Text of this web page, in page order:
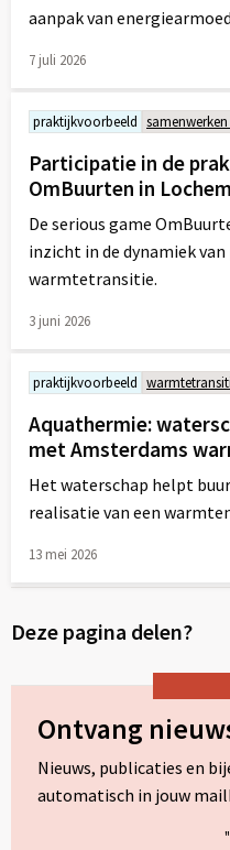
aanpak van
7 juli 2026
meer
over
praktijkvoorbeeld
Participatie in de
OmBuurten in Lochem
De serious game
inzicht in de dynamiek
warmtetransitie.
3 juni 2026
meer
over
praktijkvoorbeeld
Aquathermie:
met Amsterdams
Het waterschap helpt
realisatie van een
13 mei 2026
over
Deze pagina delen?
Ontvang
Nieuws, publicaties en
automatisch in jouw
"